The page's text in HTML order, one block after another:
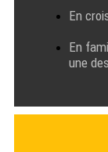
En
En
une